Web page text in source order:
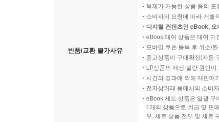
반품/교환 불가사유
복제가 가능한 상품 등의
소비자의 요청에 따라 개별
디지털 컨텐츠인 eBook,
eBook 대여 상품은 대여 기
모바일 쿠폰 등록 후 취소/
중고상품이 구매확정(자동
LP상품의 재생 불량 원인
시간의 경과에 의해 재판매
전자상거래 등에서의 소비
eBook 세트 상품은 일괄 구
1개의 상품으로 취급 및 판
우, 세트 상품 전부 및 세트